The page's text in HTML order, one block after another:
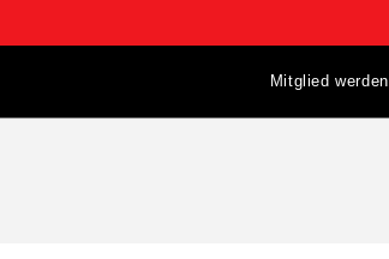
Mitglied werden